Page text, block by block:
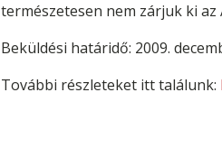
természetesen nem zárjuk ki
Beküldési határidő: 2009.
További részleteket itt találunk: